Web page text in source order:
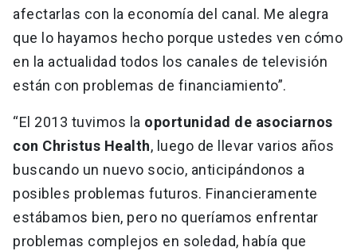
afectarlas con la economía del canal. Me alegra
que lo hayamos hecho porque ustedes ven cómo
en la actualidad todos los canales de televisión
están con problemas de financiamiento”.
“El 2013 tuvimos la oportunidad de asociarnos
con Christus Health, luego de llevar varios años
buscando un nuevo socio, anticipándonos a
posibles problemas futuros. Financieramente
estábamos bien, pero no queríamos enfrentar
problemas complejos en soledad, había que